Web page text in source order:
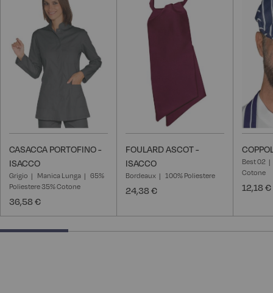
CASACCA PORTOFINO -
ISACCO
Grigio Manica Lunga
65%
Poliestere 35% Cotone
36,58 €
FOULARD ASCOT -
ISACCO
Bordeaux 100% Poliestere
24,38 €
Best 02
Cotone
12,18 €
25% completed